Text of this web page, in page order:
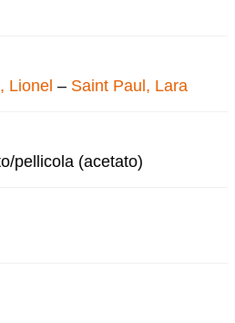
Lionel – Saint Paul, Lara
pellicola (acetato)